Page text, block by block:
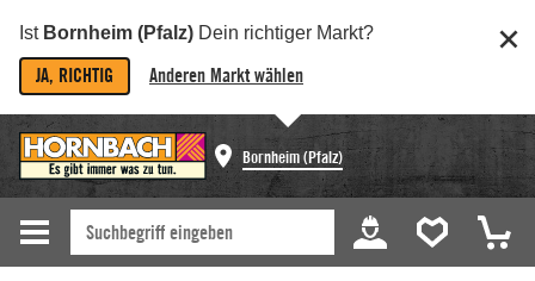
Ist Bornheim (Pfalz) Dein richtiger Markt?
JA, RICHTIG Anderen Markt wählen
Bornheim (Pfalz)